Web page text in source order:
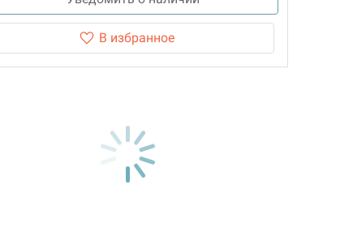
В избранное